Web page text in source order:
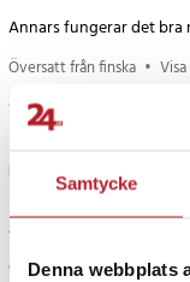
Samtycke
Denna webbplats
- Användning: För
- Förvaring: Slitstark
Artikelnummer
Annars fungerar det bra
Översatt från finska •
3 månader sedan
Allt i en låda
Översatt från danska•